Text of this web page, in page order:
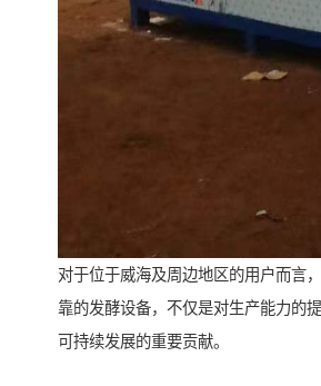
对于位于威海及周边地区的用户而言
靠的发酵设备，不仅是对生产能力的
可持续发展的重要贡献。